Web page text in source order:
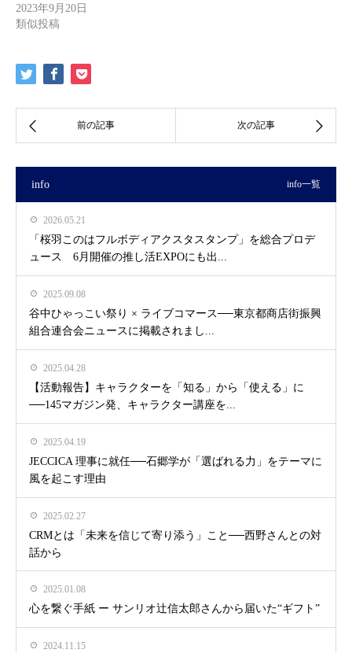
2023年9月20日
類似投稿
info info一覧
2026.05.21
「桜羽このはフルボディアクスタスタンプ」を総合プロデ
ュース 6月開催の推し活EXPOにも出...
2025.09.08
谷中ひゃっこい祭り × ライブコマース──東京都商店街振興
組合連合会ニュースに掲載されまし...
2025.04.28
【活動報告】キャラクターを「知る」から「使える」に
──145マガジン発、キャラクター講座を...
2025.04.19
JECCICA 理事に就任──石郷学が「選ばれる力」をテーマに
風を起こす理由
2025.02.27
CRMとは「未来を信じて寄り添う」こと──西野さんとの対
話から
2025.01.08
心を繋ぐ手紙 ー サンリオ辻信太郎さんから届いた“ギフト”
2024.11.15